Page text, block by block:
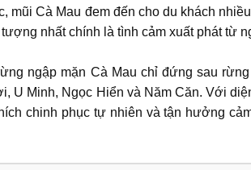
mũi Cà Mau đem đến cho du khách
nhất chính là tình cảm xuất phát từ
ngập mặn Cà Mau chỉ đứng sau
U Minh, Ngọc Hiển và Năm Căn. Với
chinh phục tự nhiên và tận hưởng